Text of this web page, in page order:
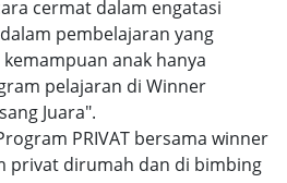
cermat dalam engatasi
pembelajaran yang
anak hanya
pelajaran di Winner
Juara".
PRIVAT bersama winner
privat dirumah dan di bimbing